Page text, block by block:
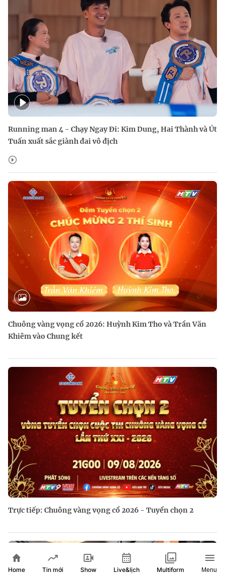
Running man 4 - Chạy Ngay Đi: Kim Dung, Hai Thành và Út
Tuấn xuất sắc giành đai vô địch
Chuông vàng vọng cổ 2026: Huỳnh Kim Tho và Trần Văn
Khiêm vào Chung kết
Trực tiếp: Chuông vàng vọng cổ 2026 - Tuyển chọn 2
Home Tin mới Show Live&lịch Multiform Menu